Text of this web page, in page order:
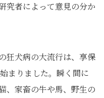
究者によって意見の分か
狂犬病の大流行は、享保
まりました。瞬く間に
、家畜の牛や馬、野生の